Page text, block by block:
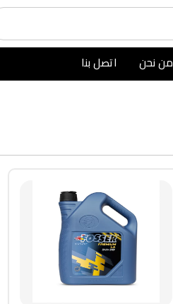
من نحن اتصل بنا